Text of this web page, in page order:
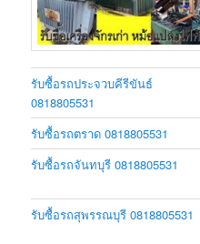
รับซื้อรถประจวบคีรีขันธ์
0818805531
รับซื้อรถตราด 0818805531
รับซื้อรถจันทบุรี 0818805531
รับซื้อรถสุพรรณบุรี 0818805531